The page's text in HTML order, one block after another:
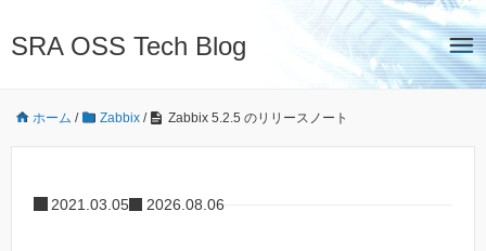
SRA OSS Tech Blog
ホーム / Zabbix / Zabbix 5.2.5 のリリースノート
2021.03.05 2026.08.06